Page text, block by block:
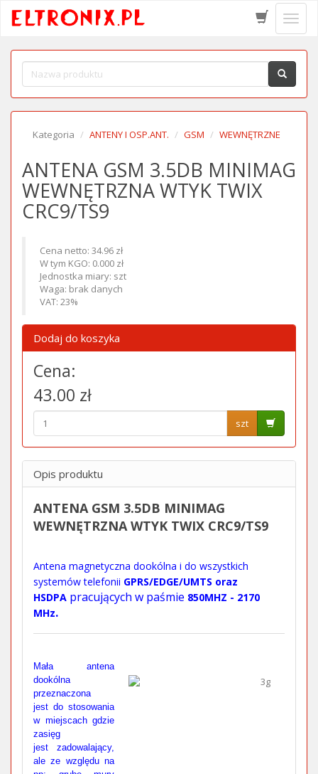
menu
Kategoria ANTENY I OSP.ANT. GSM WEWNĘTRZNE
ANTENA GSM 3.5DB MINIMAG
WEWNĘTRZNA WTYK TWIX
CRC9/TS9
Cena netto: 34.96 zł
W tym KGO: 0.000 zł
Jednostka miary: szt
Waga: brak danych
VAT: 23%
Dodaj do koszyka
Cena:
43.00 zł
szt
Opis produktu
ANTENA GSM 3.5DB MINIMAG
WEWNĘTRZNA WTYK TWIX CRC9/TS9
Antena magnetyczna dookólna i do wszystkich
systemów telefonii GPRS/EDGE/UMTS oraz
HSDPA pracujących w paśmie 850MHZ - 2170
MHz.
Mała antena
dookólna
przeznaczona
jest do stosowania
w miejscach gdzie
zasięg
jest zadowalający,
ale ze względu na